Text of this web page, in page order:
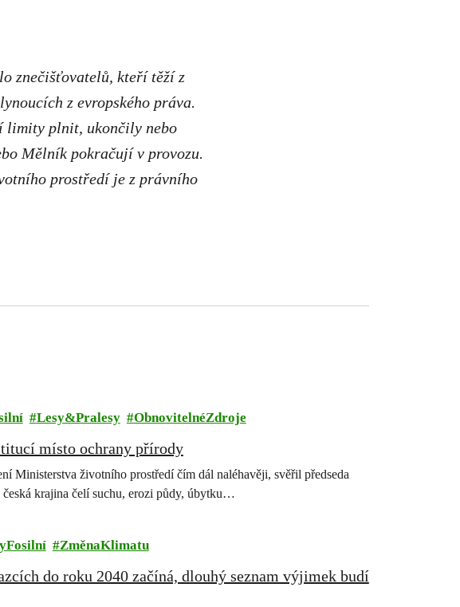
znečišťovatelů, kteří těží z
z evropského práva.
limity plnit, ukončily nebo
Mělník pokračují v provozu.
prostředí je z právního
Lesy&Pralesy ObnovitelnéZdroje
místo ochrany přírody
Ministerstva životního prostředí čím dál naléhavěji, svěřil předseda
krajina čelí suchu, erozi půdy, úbytku…
ZměnaKlimatu
do roku 2040 začíná, dlouhý seznam výjimek budí